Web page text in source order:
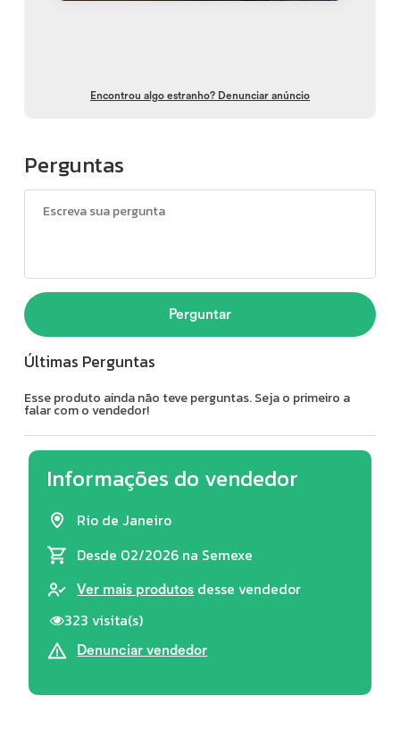
Perguntas
Perguntar
Últimas Perguntas
Esse produto ainda não teve perguntas. Seja o primeiro a
falar com o vendedor!
Informações do vendedor
Rio de Janeiro
Desde 02/2026 na Semexe
Ver mais produtos desse vendedor
323 visita(s)
Denunciar vendedor
Encontrou algo estranho? Denunciar anúncio